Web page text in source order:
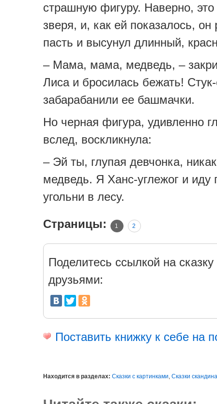
страшную фигуру. Наверно, это
зверя, и, как ей показалось, он
пасть и высунул длинный,
– Мама, мама, медведь, –
Лиса и бросилась бежать! Стук-
забарабанили ее башмачки.
Но черная фигура, удивленно
вслед, воскликнула:
– Эй ты, глупая девчонка,
медведь. Я Ханс-углежог и иду
угольни в лесу.
Страницы: 1 2
Поделитесь ссылкой на сказку
друзьями:
Поставить книжку к себе на
Находится в разделах: Сказки с картинками, Сказки